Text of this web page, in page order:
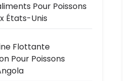
Pour Poissons
États-Unis
Flottante
Pour Poissons